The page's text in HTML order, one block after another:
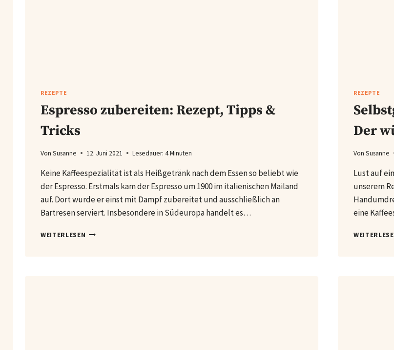
REZEPTE
Espresso zubereiten: Rezept, Tipps &
Tricks
Von Susanne 12. Juni 2021 Lesedauer: 4Minuten
Keine Kaffeespezialität ist als Heißgetränk nach dem Essen so beliebt wie
der Espresso. Erstmals kam der Espresso um 1900 im italienischen Mailand
auf. Dort wurde er einst mit Dampf zubereitet und ausschließlich an
Bartresen serviert. Insbesondere in Südeuropa handelt es…
WEITERLESEN ESPRESSO
REZEPTE
Der
Von Susanne
Lust auf
unserem
eine